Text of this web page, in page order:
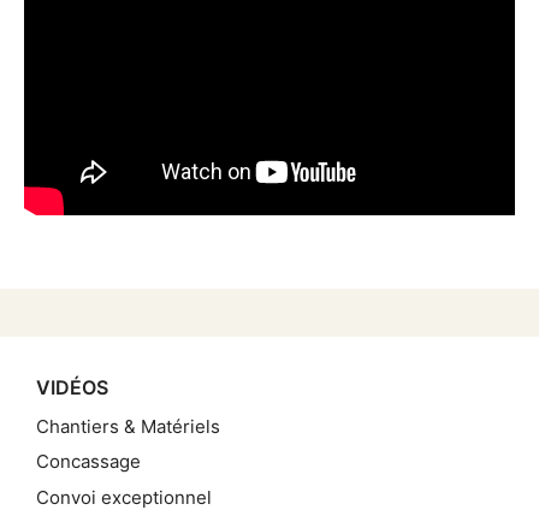
VIDÉOS
Chantiers & Matériels
Concassage
Convoi exceptionnel